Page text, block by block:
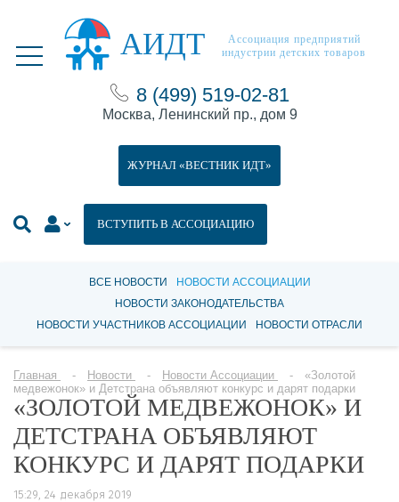
АИДТ
Ассоциация предприятий
индустрии детских товаров
8 (499) 519-02-81
Москва, Ленинский пр., дом 9
ВСТУПИТЬ В АССОЦИАЦИЮ
ЖУРНАЛ «ВЕСТНИК ИДТ»
ВСЕ НОВОСТИ
НОВОСТИ АССОЦИАЦИИ
НОВОСТИ ЗАКОНОДАТЕЛЬСТВА
НОВОСТИ УЧАСТНИКОВ АССОЦИАЦИИ
НОВОСТИ ОТРАСЛИ
Главная Новости Новости Ассоциации
«Золотой
медвежонок» и Детстрана объявляют конкурс и дарят подарки
«ЗОЛОТОЙ МЕДВЕЖОНОК» И
ДЕТСТРАНА ОБЪЯВЛЯЮТ
КОНКУРС И ДАРЯТ ПОДАРКИ
15:29, 24 декабря 2019